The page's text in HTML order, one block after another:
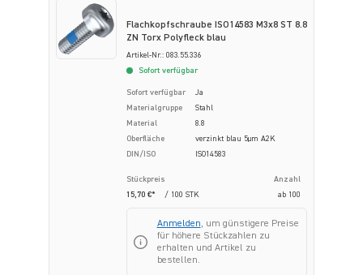
Flachkopfschraube ISO14583 M3x8 ST 8.8
ZN Torx Polyfleck blau
Artikel-Nr.: 083.55.336
Sofort verfügbar
Sofort verfügbar
Ja
Materialgruppe
Stahl
Material
8.8
Oberfläche
verzinkt blau 5µm A2K
DIN/ISO
ISO14583
Stückpreis
Anzahl
15,70 €*
/ 100 STK ab 100
Anmelden, um günstigere Preise
für höhere Stückzahlen zu
erhalten und Artikel zu
bestellen.